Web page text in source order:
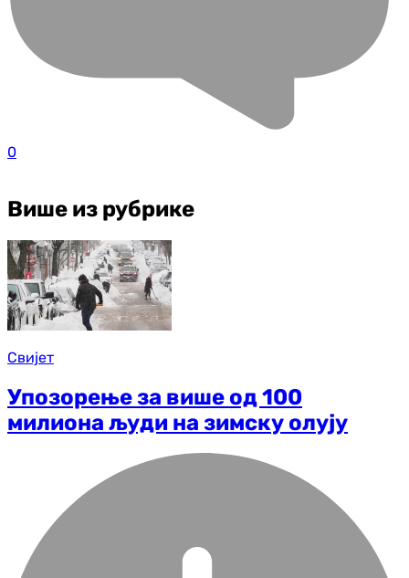
0
Више из рубрике
Свијет
Упозорење за више од 100
милиона људи на зимску олују